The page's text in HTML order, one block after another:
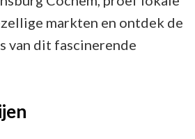
markten en ontdek de
van dit fascinerende